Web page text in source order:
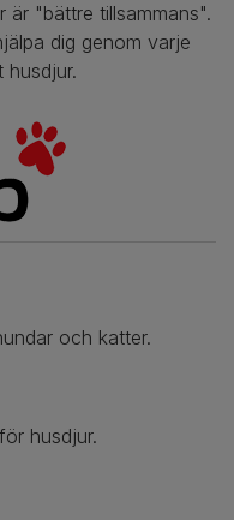
"bättre tillsammans".
dig genom varje
husdjur.
och katter.
husdjur.